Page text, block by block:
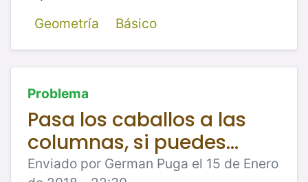
Geometría
Básico
Problema
Pasa los caballos a las
columnas, si puedes...
Enviado por German Puga el 15 de Enero